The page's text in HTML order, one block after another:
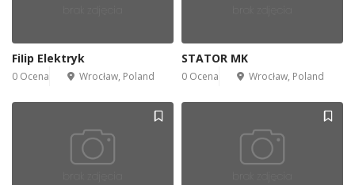
FiIip Elektryk
0 Ocena Wrocław, Poland
STATOR MK
0 Ocena Wrocław, Poland